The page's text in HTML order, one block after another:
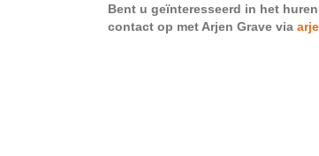
Bent u geïnteresseerd in het
contact op met Arjen Grave via